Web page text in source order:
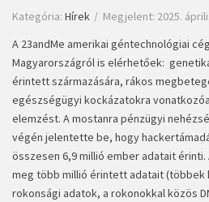
Kategória: Hírek
Megjelent: 2025.
A 23andMe amerikai géntechnológiai
Magyarországról is elérhetőek:
érintett származására, rákos
egészségügyi kockázatokra
elemzést. A mostanra pénzügyi
végén jelentette be, hogy
összesen 6,9 millió ember adatait
meg több millió érintett adatait
rokonsági adatok, a rokonokkal közös